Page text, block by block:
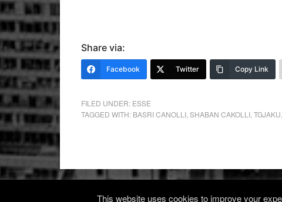
Share via:
Facebook Twitter Copy Link
FILED UNDER: ESSE
TAGGED WITH: BASRI CANOLLI SHABAN CAKOLLI TGJAKU
This website uses cookies to improve your